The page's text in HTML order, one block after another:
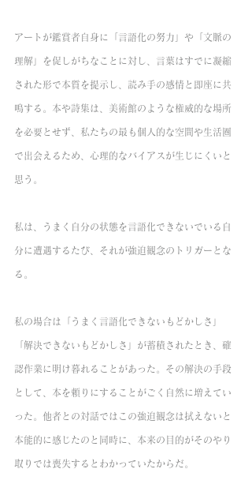
アートが鑑賞者自身に「言語化の努力」や「文脈の
理解」を促しがちなことに対し、言葉はすでに凝縮
された形で本質を提示し、読み手の感情と即座に共
鳴する。本や詩集は、美術館のような権威的な場所
を必要とせず、私たちの最も個人的な空間や生活圏
で出会えるため、心理的なバイアスが生じにくいと
思う。
私は、うまく自分の状態を言語化できないでいる自
分に遭遇するたび、それが強迫観念のトリガーとな
る。
私の場合は「うまく言語化できないもどかしさ」
「解決できないもどかしさ」が蓄積されたとき、確
認作業に明け暮れることがあった。その解決の手段
として、本を頼りにすることがごく自然に増えてい
った。他者との対話ではこの強迫観念は拭えないと
本能的に感じたのと同時に、本来の目的がそのやり
取りでは喪失するとわかっていたからだ。